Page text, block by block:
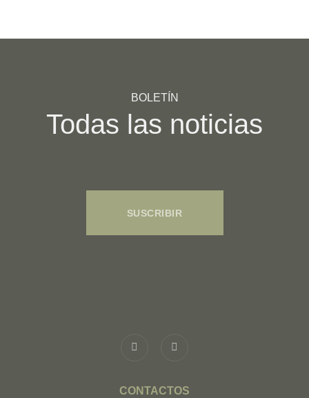
BOLETÍN
Todas las noticias
SUSCRIBIR
CONTACTOS